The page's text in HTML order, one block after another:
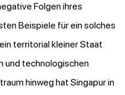
Folgen ihres
Beispiele für ein solches
territorial kleiner Staat
und technologischen
hinweg hat Singapur in